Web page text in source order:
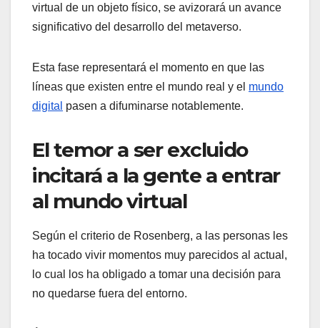
virtual de un objeto físico, se avizorará un avance
significativo del desarrollo del metaverso.
Esta fase representará el momento en que las
líneas que existen entre el mundo real y el mundo
digital pasen a difuminarse notablemente.
El temor a ser excluido
incitará a la gente a entrar
al mundo virtual
Según el criterio de Rosenberg, a las personas les
ha tocado vivir momentos muy parecidos al actual,
lo cual los ha obligado a tomar una decisión para
no quedarse fuera del entorno.